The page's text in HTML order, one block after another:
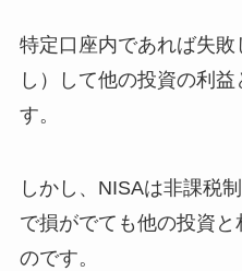
特定口座内であれば失
し）して他の投資の利
す。
しかし、NISAは非課税
で損がでても他の投資
のです。